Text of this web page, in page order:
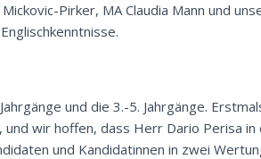
Pirker, MA Claudia Mann und
und die 3.-5. Jahrgänge.
wir hoffen, dass Herr Dario Perisa in
und Kandidatinnen in zwei